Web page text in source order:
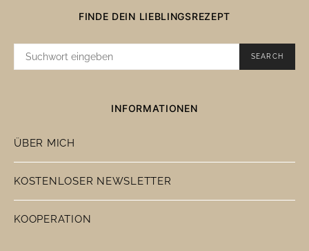
FINDE DEIN LIEBLINGSREZEPT
SUCHE
SEARCH
INFORMATIONEN
ÜBER MICH
KOSTENLOSER NEWSLETTER
KOOPERATION